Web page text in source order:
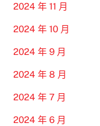
2024 年 11 月
2024 年 10 月
2024 年 9 月
2024 年 8 月
2024 年 7 月
2024 年 6 月